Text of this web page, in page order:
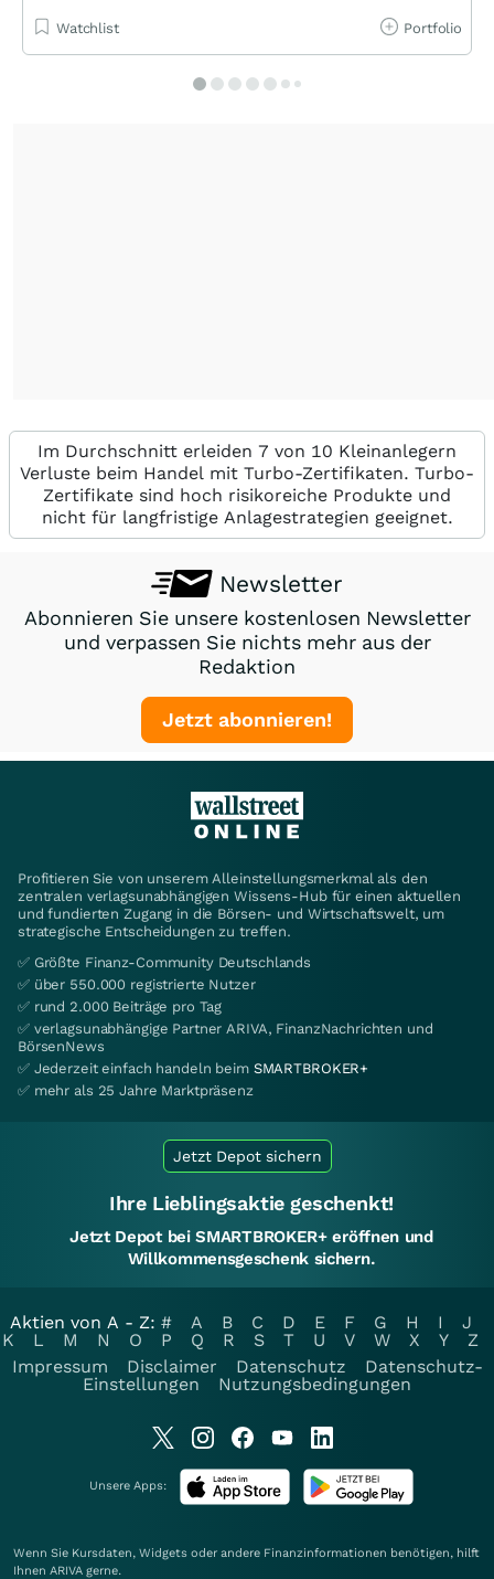
Watchlist Portfolio
Im Durchschnitt erleiden 7 von 10 Kleinanlegern
Verluste beim Handel mit Turbo-Zertifikaten. Turbo-
Zertifikate sind hoch risikoreiche Produkte und
nicht für langfristige Anlagestrategien geeignet.
Newsletter
Abonnieren Sie unsere kostenlosen Newsletter
und verpassen Sie nichts mehr aus der
Redaktion
Jetzt abonnieren!
Profitieren Sie von unserem Alleinstellungsmerkmal als den
zentralen verlagsunabhängigen Wissens-Hub für einen aktuellen
und fundierten Zugang in die Börsen- und Wirtschaftswelt, um
strategische Entscheidungen zu treffen.
✅ Größte Finanz-Community Deutschlands
✅ über 550.000 registrierte Nutzer
✅ rund 2.000 Beiträge pro Tag
✅ verlagsunabhängige Partner ARIVA, FinanzNachrichten und
BörsenNews
✅ Jederzeit einfach handeln beim SMARTBROKER+
✅ mehr als 25 Jahre Marktpräsenz
Jetzt Depot sichern
Ihre Lieblingsaktie geschenkt!
Jetzt Depot bei SMARTBROKER+ eröffnen und
Willkommensgeschenk sichern.
Aktien von A - Z: # A B C D E F G H I
J
K
L M N O P Q R S T U V W X Y
Z
Impressum
Disclaimer Datenschutz
Datenschutz-
Einstellungen
Nutzungsbedingungen
Unsere Apps:
Wenn Sie Kursdaten, Widgets oder andere Finanzinformationen benötigen, hilft
Ihnen ARIVA gerne.